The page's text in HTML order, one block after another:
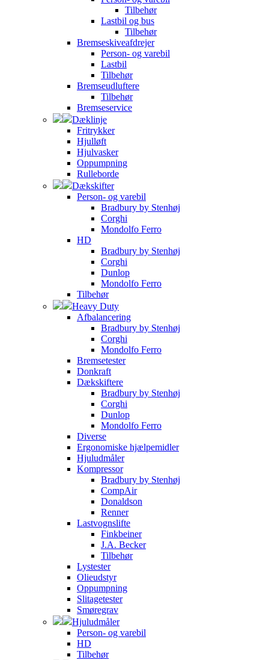
Tilbehør
Lastbil og bus
Tilbehør
Bremseskiveafdrejer
Person- og varebil
Lastbil
Tilbehør
Bremseudluftere
Tilbehør
Bremseservice
Dæklinje
Fritrykker
Hjulløft
Hjulvasker
Oppumpning
Rulleborde
Dækskifter
Person- og varebil
Bradbury by Stenhøj
Corghi
Mondolfo Ferro
HD
Bradbury by Stenhøj
Corghi
Dunlop
Mondolfo Ferro
Tilbehør
Heavy Duty
Afbalancering
Bradbury by Stenhøj
Corghi
Mondolfo Ferro
Bremsetester
Donkraft
Dækskiftere
Bradbury by Stenhøj
Corghi
Dunlop
Mondolfo Ferro
Diverse
Ergonomiske hjælpemidler
Hjuludmåler
Kompressor
Bradbury by Stenhøj
CompAir
Donaldson
Renner
Lastvognslifte
Finkbeiner
J.A. Becker
Tilbehør
Lystester
Olieudstyr
Oppumpning
Slitagetester
Smøregrav
Hjuludmåler
Person- og varebil
HD
Tilbehør